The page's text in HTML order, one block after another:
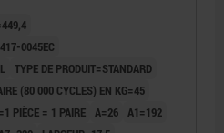
0045EC
TYPE DE PRODUIT=STANDARD
(80 000 CYCLES) EN KG=45
PIÈCE = 1 PAIRE A=26 A1=192